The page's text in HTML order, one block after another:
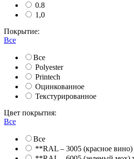
0.8
1,0
Покрытие:
Все
Все
Polyester
Printech
Оцинкованное
Текстурированное
Цвет покрытия:
Все
Все
**RAL – 3005 (красное